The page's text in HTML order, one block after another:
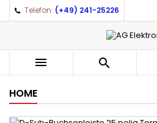
Telefon: (+49) 241-25226
 
HOME